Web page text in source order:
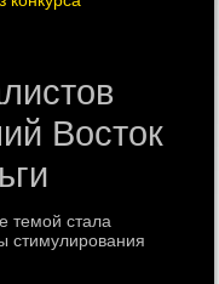
Восток
темой стала
стимулирования